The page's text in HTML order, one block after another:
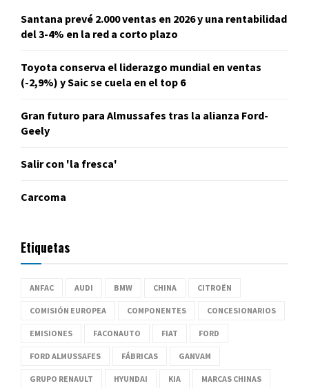
Santana prevé 2.000 ventas en 2026 y una rentabilidad
del 3-4% en la red a corto plazo
Toyota conserva el liderazgo mundial en ventas
(-2,9%) y Saic se cuela en el top 6
Gran futuro para Almussafes tras la alianza Ford-
Geely
Salir con 'la fresca'
Carcoma
Etiquetas
ANFAC AUDI BMW CHINA CITROËN
COMISIÓN EUROPEA COMPONENTES CONCESIONARIOS
EMISIONES FACONAUTO FIAT FORD
FORD ALMUSSAFES FÁBRICAS GANVAM
GRUPO RENAULT HYUNDAI KIA MARCAS CHINAS